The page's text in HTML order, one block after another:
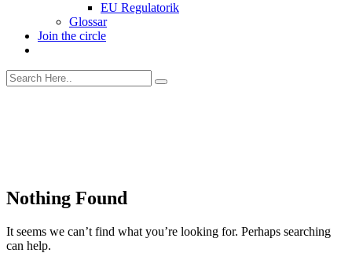
EU Regulatorik
Glossar
Join the circle
Nothing Found
It seems we can’t find what you’re looking for. Perhaps searching
can help.